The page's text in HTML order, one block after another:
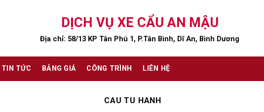
DỊCH VỤ XE CẨU AN MẬU
Địa chỉ: 58/13 KP Tân Phú 1, P.Tân Bình, Dĩ An, Bình Dương
TIN TỨC BẢNG GIÁ CÔNG TRÌNH LIÊN HỆ
CAU TU HANH